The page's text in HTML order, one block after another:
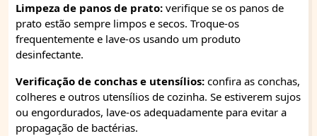
Limpeza de panos de prato: verifique se os panos de
prato estão sempre limpos e secos. Troque-os
frequentemente e lave-os usando um produto
desinfectante.
Verificação de conchas e utensílios: confira as conchas,
colheres e outros utensílios de cozinha. Se estiverem sujos
ou engordurados, lave-os adequadamente para evitar a
propagação de bactérias.